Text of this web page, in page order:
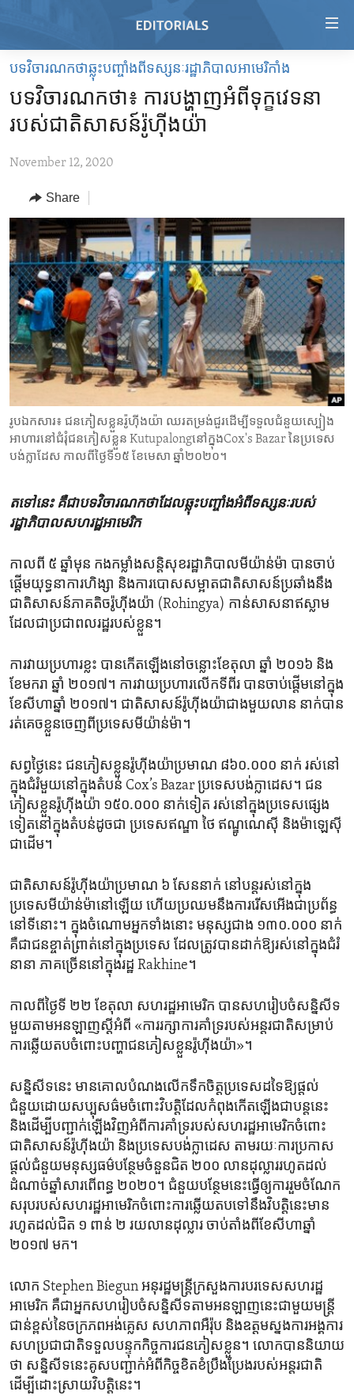
Skip
main
content
to
Navigation
Skip
to
Search
HOME
VIDEO
REGIONS
AFRICA
AMERICAS
ASIA
EUROPE
MIDDLE EAST
TOPICS
HUMAN RIGHTS
SECURITY AND DEFENSE
AID AND DEVELOPMENT
DEMOCRACY AND GOVERNANCE
ECONOMY AND TRADE
ENVIRONMENT AND HEALTH
ARCHIVE
ABOUT US
FOLLOW US
បទវិចារណកថាឆ្លុះបញ្ចាំងពីទស្សនៈរដ្ឋាភិបាលអាមេរិកាំង
បទវិចារណកថា៖ ការបង្ហាញ​អំពី​ទុក្ខ​វេទនា​
របស់​ជាតិ​សាសន៍​រ៉ូហ៊ីងយ៉ា
November 12, 2020
Share
រូបឯកសារ៖ ជនភៀសខ្លួន​រ៉ូហ៊ីងយ៉ា ឈរតម្រង់ជួរ​ដើម្បី​ទទួល​ជំនួយ​ស្បៀង
អាហារ​នៅ​ជំរុំជនភៀស​ខ្លួន Kutupalongនៅក្នុងCox's Bazar នៃ​ប្រទេស​
បង់ក្លាដែស កាលពី​ថ្ងៃទី១៥ ខែមេសា ឆ្នាំ២០២០។
តទៅនេះ គឺ​ជា​បទ​វិចារណកថា​ដែល​ឆ្លុះ​បញ្ចាំង​អំពី​ទស្សនៈ​របស់​
រដ្ឋាភិបាល​សហរដ្ឋ​អាមេរិក
កាល​ពី ៥ ឆ្នាំ​មុន កងកម្លាំង​សន្តិសុខ​រដ្ឋាភិបាល​មីយ៉ាន់ម៉ា​ បាន​ចាប់
ផ្ដើម​យុទ្ធនាការ​ហិង្សា និង​ការ​បោស​សម្អាត​ជាតិ​សាសន៍​ប្រឆាំង​នឹង​
ជាតិ​សាសន៍​ភាគ​តិច​រ៉ូហ៊ីងយ៉ា (Rohingya) កាន់​សាសនា​ឥស្លាម
ដែល​ជា​ប្រជាពលរដ្ឋ​របស់​ខ្លួន។
ការ​វាយ​ប្រហារ​ខ្លះ​ បាន​កើត​ឡើង​នៅចន្លោះ​ខែ​តុលា ឆ្នាំ ២០១៦ និង​
ខែ​មករា ឆ្នាំ ២០១៧។ ការ​វាយ​ប្រហារ​លើក​ទី​ពីរ ​បាន​ចាប់ផ្តើម​នៅ​ក្នុង​
ខែ​សីហា​ឆ្នាំ ២០១៧។ ជាតិ​សាសន៍​រ៉ូហ៊ីងយ៉ា​ជាង​មួយ​លាន ​នាក់​បាន​
រត់​គេច​ខ្លួន​ចេញ​ពី​ប្រទេស​មីយ៉ាន់ម៉ា។
សព្វថ្ងៃ​នេះ ជន​ភៀស​ខ្លួន​រ៉ូហ៊ីងយ៉ា​ប្រមាណ ៨៦០.០០០ នាក់ រស់នៅ​
ក្នុង​ជំរំ​មួយ​នៅ​ក្នុង​តំបន់ Cox’s Bazar ប្រទេស​បង់ក្លាដេស។ ជន​
ភៀស​ខ្លួន​រ៉ូហ៊ីងយ៉ា ១៥០.០០០ នាក់​ទៀត រស់នៅ​ក្នុង​ប្រទេស​ផ្សេង​
ទៀត​នៅ​ក្នុង​តំបន់​ដូចជា ប្រទេស​ឥណ្ឌា ថៃ ឥណ្ឌូណេស៊ី និង​ម៉ាឡេស៊ី​
ជាដើម។
ជាតិ​សាសន៍​រ៉ូហ៊ីងយ៉ា​ប្រមាណ ៦ សែន​នាក់​ នៅ​បន្ត​រស់នៅ​ក្នុង​
ប្រទេស​មីយ៉ាន់ម៉ា​នៅ​ឡើយ ហើយ​ប្រឈម​នឹង​ការ​រើសអើង​ជា​ប្រព័ន្ធ​
នៅ​ទី​នោះ។ ក្នុង​ចំណោម​អ្នក​ទាំង​នោះ មនុស្ស​ជាង ១៣០.០០០ នាក់
គឺជា​ជន​ខ្ចាត់ព្រាត់​នៅ​ក្នុង​ប្រទេស ដែល​ត្រូវ​បាន​ដាក់ឱ្យ​រស់នៅ​ក្នុង​ជំរំ​
នានា ភាគ​ច្រើន​នៅ​ក្នុង​រដ្ឋ Rakhine។
កាល​ពី​ថ្ងៃ​ទី ២២ ខែ​តុលា សហរដ្ឋ​អាមេរិក​ បាន​សហ​រៀបចំ​សន្និសីទ​
មួយ​តាម​អនឡាញ​ស្ដី​អំពី «ការ​រក្សា​ការ​គាំទ្រ​របស់​អន្តរជាតិ​សម្រាប់​
ការ​ឆ្លើយតប​ចំពោះ​បញ្ហា​ជន​ភៀសខ្លួន​រ៉ូហ៊ីងយ៉ា»។
សន្និសីទ​នេះ​ មាន​គោល​បំណង​លើក​ទឹក​ចិត្ត​ប្រទេស​ដទៃ​ឱ្យ​ផ្តល់​
ជំនួយ​ដោយ​សប្បុសធ៌ម​ចំពោះ​វិបត្តិ​ដែល​កំពុង​កើត​ឡើង​ជា​បន្ត​នេះ
និង​ដើម្បី​បញ្ជាក់​ឡើង​វិញ​អំពី​ការ​គាំទ្រ​របស់​សហរដ្ឋ​អាមេរិក​ចំពោះ​
ជាតិ​សាសន៍​រ៉ូហ៊ីងយ៉ា និង​ប្រទេស​បង់ក្លាដេស តាម​រយៈ​ការ​ប្រកាស​
ផ្ដល់​ជំនួយ​មនុស្សធម៌​បន្ថែម​ចំនួន​ជិត ២០០ លាន​ដុល្លារ​រហូត​ដល់​
ដំណាច់​ឆ្នាំ​សារពើពន្ធ ២០២០។ ជំនួយ​បន្ថែម​នេះ​ធ្វើ​ឲ្យ​ការ​រួម​ចំណែក​
សរុប​របស់​សហរដ្ឋ​អាមេរិក​ចំពោះ​ការ​ឆ្លើយតប​ទៅ​នឹង​វិបត្តិ​នេះ​មាន​
រហូត​ដល់​ជិត ១ ពាន់ ២ រយ​លាន​ដុល្លារ ចាប់​តាំង​ពី​ខែ​សីហា​ឆ្នាំ
២០១៧ មក។
លោក Stephen Biegun អនុ​រដ្ឋមន្ត្រី​ក្រសួង​ការបរទេស​សហរដ្ឋ​
អាមេរិក គឺ​ជា​អ្នក​សហ​រៀបចំ​សន្និសីទ​តាម​អនឡាញ​នេះ​ជាមួយ​មន្ត្រី​
ជាន់ខ្ពស់​នៃ​ចក្រភព​អង់គ្លេស សហភាព​អឺរ៉ុប និង​ឧត្តម​ស្នងការ​អង្គការ​
សហប្រជាជាតិ​ទទួល​បន្ទុក​កិច្ចការ​ជន​ភៀសខ្លួន។ លោក​បាន​និយាយ​
ថា សន្និសីទ​នេះ​គូស​បញ្ជាក់​អំពី​កិច្ច​ខិតខំ​ប្រឹងប្រែង​របស់​អន្តរជាតិ​
ដើម្បី​ដោះស្រាយ​វិបត្តិ​នេះ។